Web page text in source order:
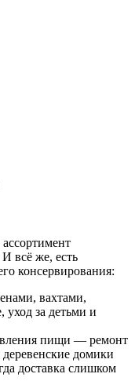
всё же, есть
консервирования:
вахтами,
уход за детьми и
пищи — ремонт
домики
доставка слишком